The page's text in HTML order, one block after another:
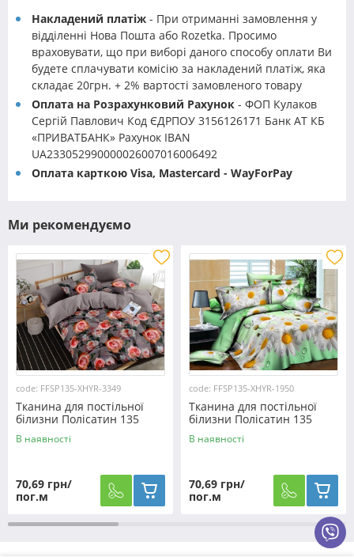
Накладений платіж - При отриманні замовлення у
відділенні Нова Пошта або Rozetka. Просимо
враховувати, що при виборі даного способу оплати Ви
будете сплачувати комісію за накладений платіж, яка
складає 20грн. + 2% вартості замовленого товару
Оплата на Розрахунковий Рахунок - ФОП Кулаков
Сергій Павлович Код ЄДРПОУ 3156126171 Банк АТ КБ
«ПРИВАТБАНК» Рахунок IBAN
UA233052990000026007016006492
Оплата карткою Visa, Mastercard - WayForPay
Ми рекомендуємо
code: FFSP135-XHYR-3349
Тканина для постільної
білизни Полісатин 135
SP135-XHYR-3349 (60м)
В наявності
70,69 грн/
пог.м
code: FFSP135-XHYR-1950
Тканина для постільної
білизни Полісатин 135
SP135-XHYR-1950 (60м)
В наявності
70,69 грн/
пог.м